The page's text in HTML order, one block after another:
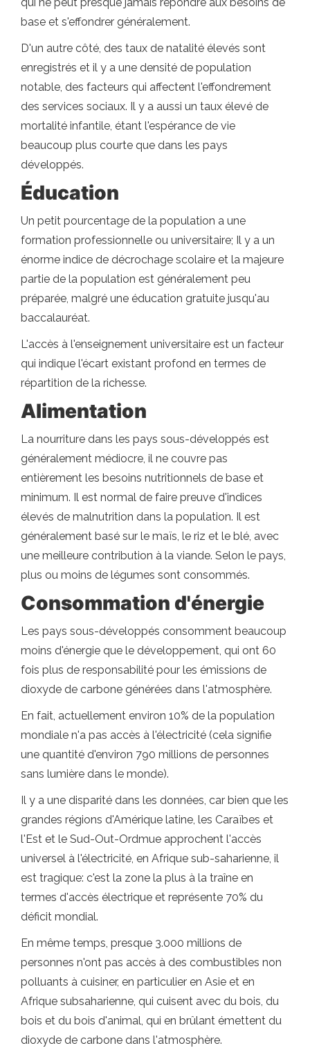
base et s'effondrer généralement.
D'un autre côté, des taux de natalité élevés sont
enregistrés et il y a une densité de population
notable, des facteurs qui affectent l'effondrement
des services sociaux. Il y a aussi un taux élevé de
mortalité infantile, étant l'espérance de vie
beaucoup plus courte que dans les pays
développés.
Éducation
Un petit pourcentage de la population a une
formation professionnelle ou universitaire; Il y a un
énorme indice de décrochage scolaire et la majeure
partie de la population est généralement peu
préparée, malgré une éducation gratuite jusqu'au
baccalauréat.
L'accès à l'enseignement universitaire est un facteur
qui indique l'écart existant profond en termes de
répartition de la richesse.
Alimentation
La nourriture dans les pays sous-développés est
généralement médiocre, il ne couvre pas
entièrement les besoins nutritionnels de base et
minimum. Il est normal de faire preuve d'indices
élevés de malnutrition dans la population. Il est
généralement basé sur le maïs, le riz et le blé, avec
une meilleure contribution à la viande. Selon le pays,
plus ou moins de légumes sont consommés.
Consommation d'énergie
Les pays sous-développés consomment beaucoup
moins d'énergie que le développement, qui ont 60
fois plus de responsabilité pour les émissions de
dioxyde de carbone générées dans l'atmosphère.
En fait, actuellement environ 10% de la population
mondiale n'a pas accès à l'électricité (cela signifie
une quantité d'environ 790 millions de personnes
sans lumière dans le monde).
Il y a une disparité dans les données, car bien que les
grandes régions d'Amérique latine, les Caraïbes et
l'Est et le Sud-Out-Ordmue approchent l'accès
universel à l'électricité, en Afrique sub-saharienne, il
est tragique: c'est la zone la plus à la traîne en
termes d'accès électrique et représente 70% du
déficit mondial.
En même temps, presque 3.000 millions de
personnes n'ont pas accès à des combustibles non
polluants à cuisiner, en particulier en Asie et en
Afrique subsaharienne, qui cuisent avec du bois, du
bois et du bois d'animal, qui en brûlant émettent du
dioxyde de carbone dans l'atmosphère.